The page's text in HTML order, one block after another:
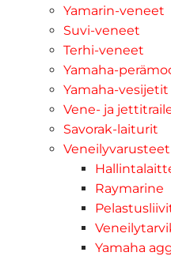
Yamarin-veneet
Suvi-veneet
Terhi-veneet
Yamaha-
Yamaha-vesijetit
Vene- ja
Savorak-laiturit
Veneilyvarusteet
Raymarine
Yamaha